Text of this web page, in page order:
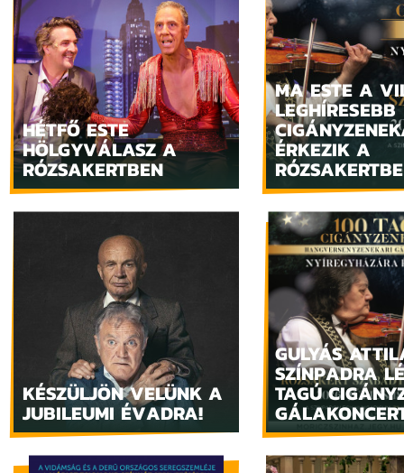
HÉTFŐ ESTE
HÖLGYVÁLASZ A
RÓZSAKERTBEN
MA ESTE A
LEGHÍRESEBB
ÉRKEZIK A
RÓZSAKERTBE
KÉSZÜLJÖN VELÜNK A
JUBILEUMI ÉVADRA!
GULYÁS
SZÍNPADRA
TAGÚ